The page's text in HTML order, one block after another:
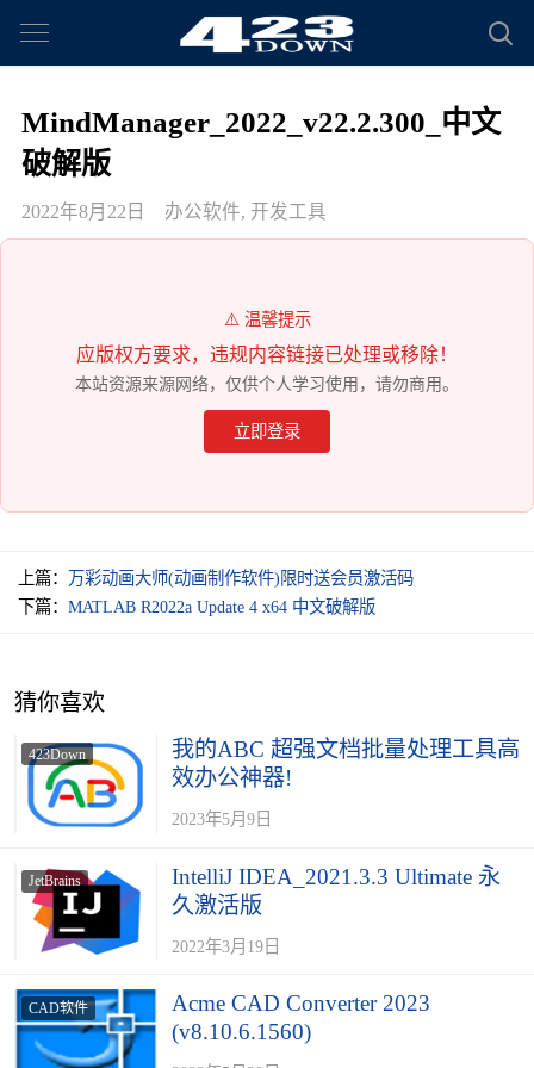
MindManager_2022_v22.2.300_中文
破解版
2022年8月22日 办公软件, 开发工具
⚠️ 温馨提示
应版权方要求，违规内容链接已处理或移除！
本站资源来源网络，仅供个人学习使用，请勿商用。
立即登录
上篇：
万彩动画大师(动画制作软件)限时送会员激活码
下篇： MATLAB R2022a Update 4 x64 中文破解版
猜你喜欢
423Down
我的ABC 超强文档批量处理工具高
效办公神器!
2023年5月9日
JetBrains
IntelliJ IDEA_2021.3.3 Ultimate 永
久激活版
2022年3月19日
CAD软件
Acme CAD Converter 2023
(v8.10.6.1560)